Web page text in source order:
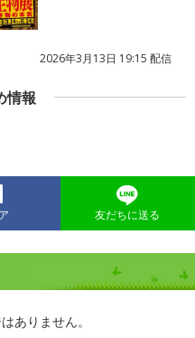
2026年3月13日 19:15 配信
情報
友だちに送る
ありません。